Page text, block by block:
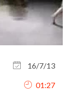
16/7/13
01:27